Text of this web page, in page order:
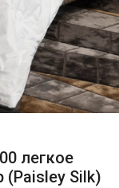
легкое
(Paisley Silk)